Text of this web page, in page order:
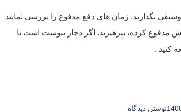
بگذاريد. زمان های دفع مدفوع را بررسی نمایید
مدفوع كرده، بپرهيزيد. اگر دچار يبوست است يا
كنيد .
نوشتن دیدگاه